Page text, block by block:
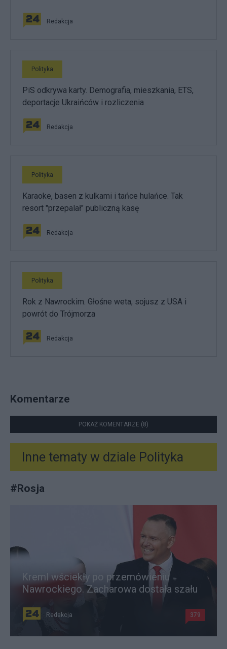
Redakcja
Polityka
PiS odkrywa karty. Demografia, mieszkania, ETS,
deportacje Ukraińców i rozliczenia
Redakcja
Polityka
Karaoke, basen z kulkami i tańce hulańce. Tak
resort "przepalał" publiczną kasę
Redakcja
Polityka
Rok z Nawrockim. Głośne weta, sojusz z USA i
powrót do Trójmorza
Redakcja
Komentarze
POKAŻ KOMENTARZE (8)
Inne tematy w dziale Polityka
#Rosja
Kreml wściekły po przemówieniu
Nawrockiego. Zacharowa dostała szału
Redakcja 379